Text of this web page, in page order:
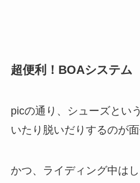
超便利！BOAシステム
picの通り、シューズとい
いたり脱いだりするのが面
かつ、ライディング中は